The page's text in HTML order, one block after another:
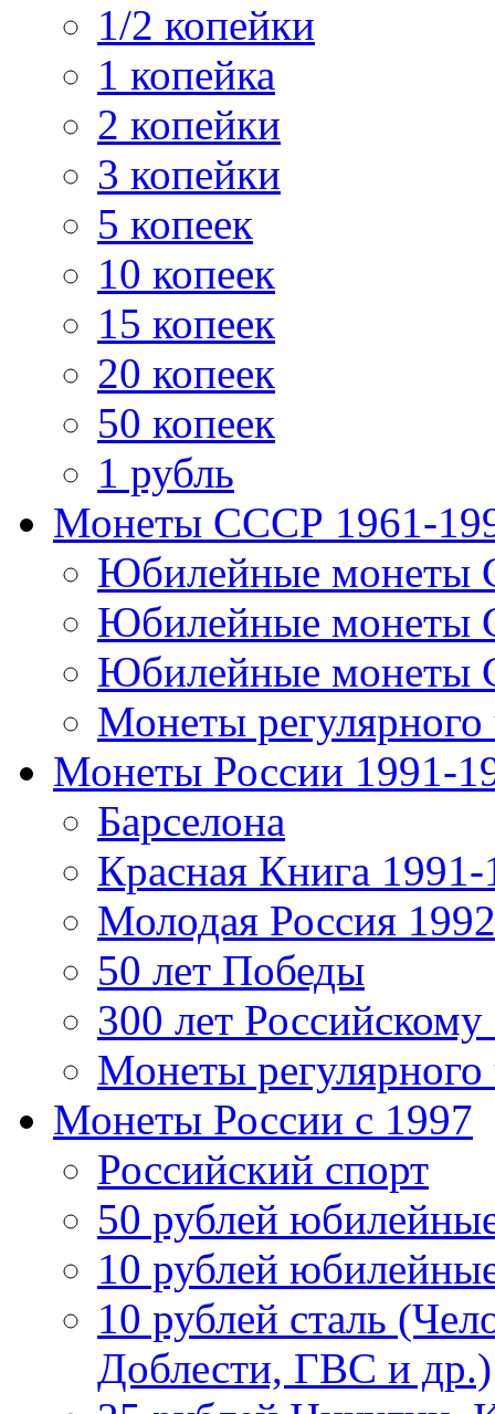
1/2 копейки
1 копейка
2 копейки
3 копейки
5 копеек
10 копеек
15 копеек
20 копеек
50 копеек
1 рубль
Монеты СССР 1961-
Юбилейные монеты
Юбилейные
Юбилейные
Монеты
Монеты России 1991-
Барселона
Красная Книга 1991-
Молодая Россия
50 лет Победы
300 лет
Монеты
Монеты России c 1997
Российский спорт
50 рублей
10 рублей
10 рублей сталь
Доблести, ГВС и др.)